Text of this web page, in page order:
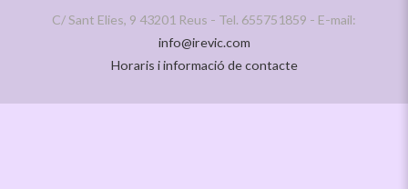
C/ Sant Elies, 9 43201 Reus - Tel. 655751859 - E-mail:
info@irevic.com
Horaris i informació de contacte